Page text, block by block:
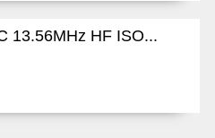
13.56MHz HF ISO...